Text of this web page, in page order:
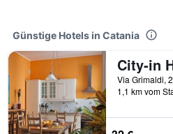
Günstige Hotels in Catania
1,1 km vom